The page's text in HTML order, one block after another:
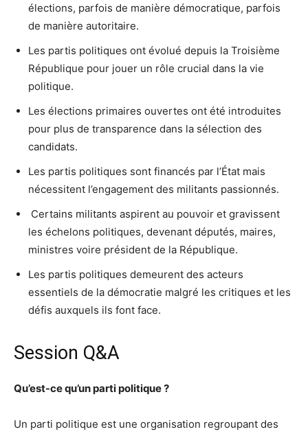
élections, parfois de manière démocratique, parfois
de manière autoritaire.
Les partis politiques ont évolué depuis la Troisième
République pour jouer un rôle crucial dans la vie
politique.
Les élections primaires ouvertes ont été introduites
pour plus de transparence dans la sélection des
candidats.
Les partis politiques sont financés par l’État mais
nécessitent l’engagement des militants passionnés.
️ Certains militants aspirent au pouvoir et gravissent
les échelons politiques, devenant députés, maires,
ministres voire président de la République.
Les partis politiques demeurent des acteurs
essentiels de la démocratie malgré les critiques et les
défis auxquels ils font face.
Session Q&A
Qu’est-ce qu’un parti politique ?
Un parti politique est une organisation regroupant des